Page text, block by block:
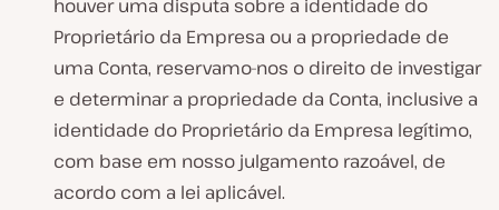
houver uma disputa sobre a identidade do
Proprietário da Empresa ou a propriedade de
uma Conta, reservamo-nos o direito de investigar
e determinar a propriedade da Conta, inclusive a
identidade do Proprietário da Empresa legítimo,
com base em nosso julgamento razoável, de
acordo com a lei aplicável.